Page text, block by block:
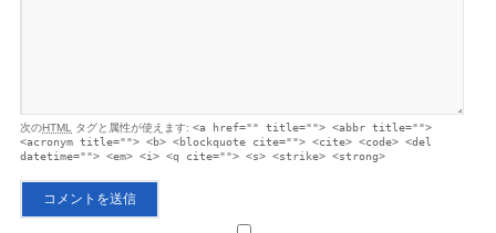
次のHTML タグと属性が使えます:<a href="" title=""> <abbr title="">
<acronym title=""> <b> <blockquote cite=""> <cite> <code> <del
datetime=""> <em> <i> <q cite=""> <s> <strike> <strong>